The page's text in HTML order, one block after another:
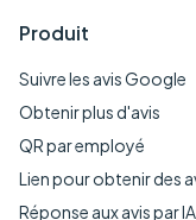
Produit
Suivre les avis Google
Obtenir plus d'avis
QR par employé
Lien pour obtenir des
Réponse aux avis par IA